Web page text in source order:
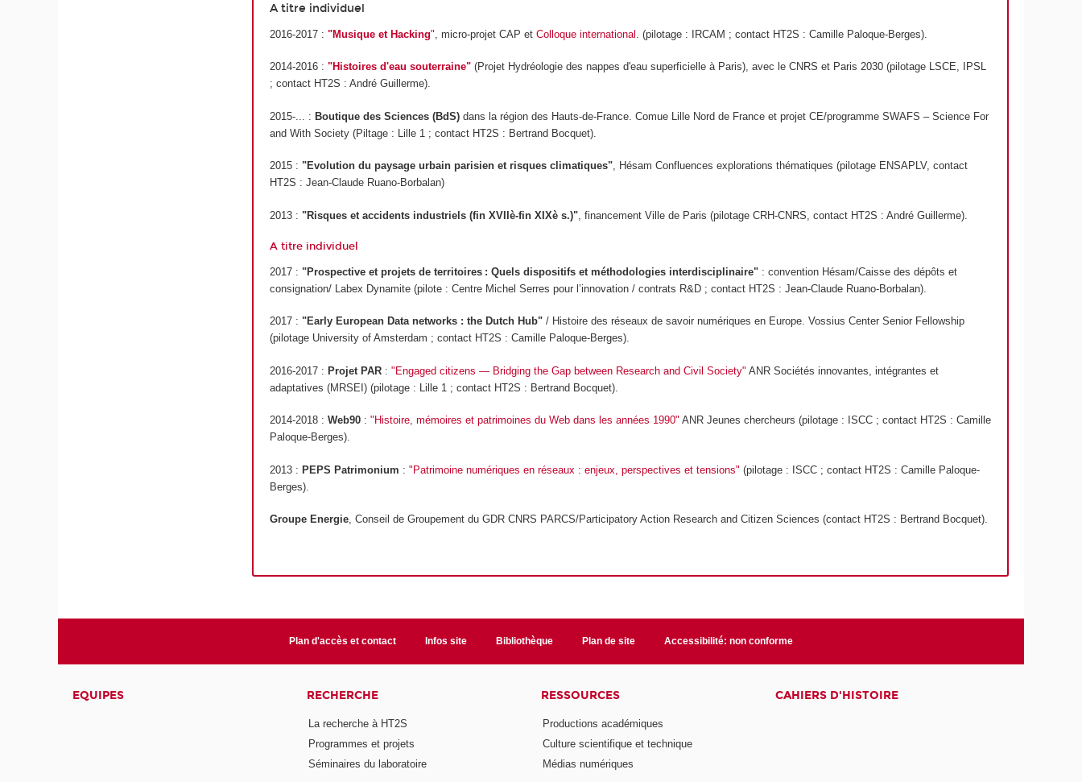
A titre individuel
2016-2017 : "Musique et Hacking" , micro-projet CAP et Colloque international . (pilotage : IRCAM ; contact HT2S : Camille Paloque-Berges).
2014-2016 : "Histoires d'eau souterraine"(Projet Hydréologie des nappes d'eau superficielle à Paris), avec le CNRS et Paris 2030 (pilotage LSCE, IPSL
; contact HT2S : André Guillerme).
2015-... : Boutique des Sciences (BdS)dans la région des Hauts-de-France. Comue Lille Nord de France et projet CE/programme SWAFS – Science For
and With Society (Piltage : Lille 1 ; contact HT2S : Bertrand Bocquet).
2015 : "Evolution du paysage urbain parisien et risques climatiques", Hésam Confluences explorations thématiques (pilotage ENSAPLV, contact
HT2S : Jean-Claude Ruano-Borbalan)
2013 : "Risques et accidents industriels (fin XVIIè-fin XIXè s.)", financement Ville de Paris (pilotage CRH-CNRS, contact HT2S : André Guillerme).
A titre individuel
2017 : "Prospective et projets de territoires : Quels dispositifs et méthodologies interdisciplinaire": convention Hésam/Caisse des dépôts et
consignation/ Labex Dynamite (pilote : Centre Michel Serres pour l’innovation / contrats R&D ; contact HT2S : Jean-Claude Ruano-Borbalan).
2017 : "Early European Data networks : the Dutch Hub"/ Histoire des réseaux de savoir numériques en Europe. Vossius Center Senior Fellowship
(pilotage University of Amsterdam ; contact HT2S : Camille Paloque-Berges).
2016-2017 : Projet PAR: "Engaged citizens — Bridging the Gap between Research and Civil Society" ANR Sociétés innovantes, intégrantes et
adaptatives (MRSEI) (pilotage : Lille 1 ; contact HT2S : Bertrand Bocquet).
2014-2018 : Web90: "Histoire, mémoires et patrimoines du Web dans les années 1990" ANR Jeunes chercheurs (pilotage : ISCC ; contact HT2S : Camille
Paloque-Berges).
2013 : PEPS Patrimonium : "Patrimoine numériques en réseaux : enjeux, perspectives et tensions" (pilotage : ISCC ; contact HT2S : Camille Paloque-
Berges).
Groupe Energie, Conseil de Groupement du GDR CNRS PARCS/Participatory Action Research and Citizen Sciences (contact HT2S : Bertrand Bocquet).
Plan d'accès et contact Infos site Bibliothèque Plan de site Accessibilité: non conforme
EQUIPES RECHERCHE
La recherche à HT2S
Programmes et projets
Séminaires du laboratoire
RESSOURCES
Productions académiques
Culture scientifique et technique
Médias numériques
CAHIERS D'HISTOIRE